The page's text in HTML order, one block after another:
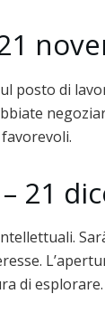
posto di
21
di esplorare.